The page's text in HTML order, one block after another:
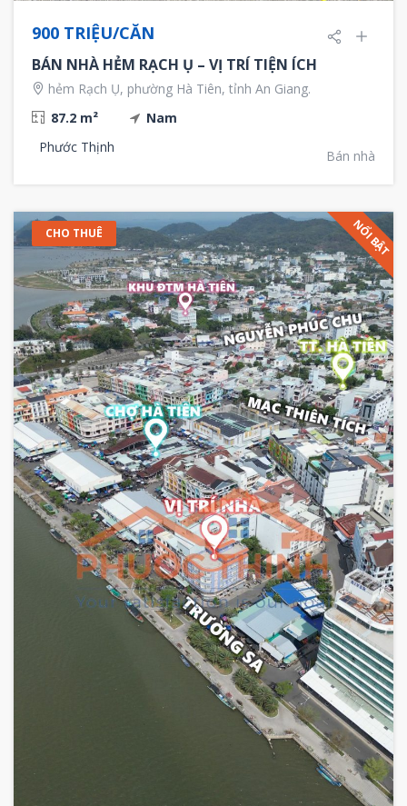
900 TRIỆU/CĂN
BÁN NHÀ HẺM RẠCH Ụ – VỊ TRÍ TIỆN ÍCH
hẻm Rạch Ụ, phường Hà Tiên, tỉnh An Giang.
87.2 m²
Nam
Phước Thịnh
Bán nhà
CHO THUÊ NỔI BẬT